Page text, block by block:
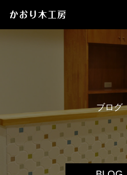
ブログ